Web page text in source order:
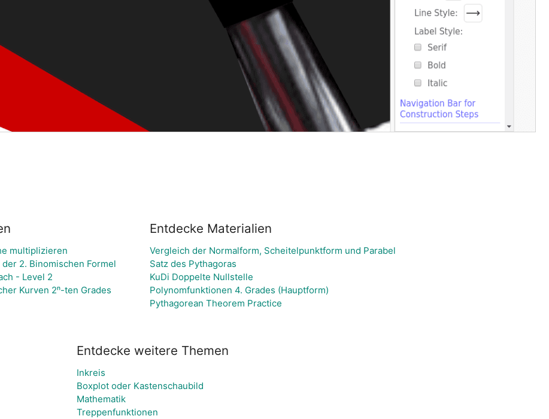
multiplizieren
2. Binomischen Formel
- Level 2
Kurven 2ⁿ-ten Grades
Entdecke Materialien
Vergleich der Normalform, Scheitelpunktform und Parabel
Satz des Pythagoras
KuDi Doppelte Nullstelle
Polynomfunktionen 4. Grades (Hauptform)
Pythagorean Theorem Practice
Entdecke weitere Themen
Inkreis
Boxplot oder Kastenschaubild
Mathematik
Treppenfunktionen